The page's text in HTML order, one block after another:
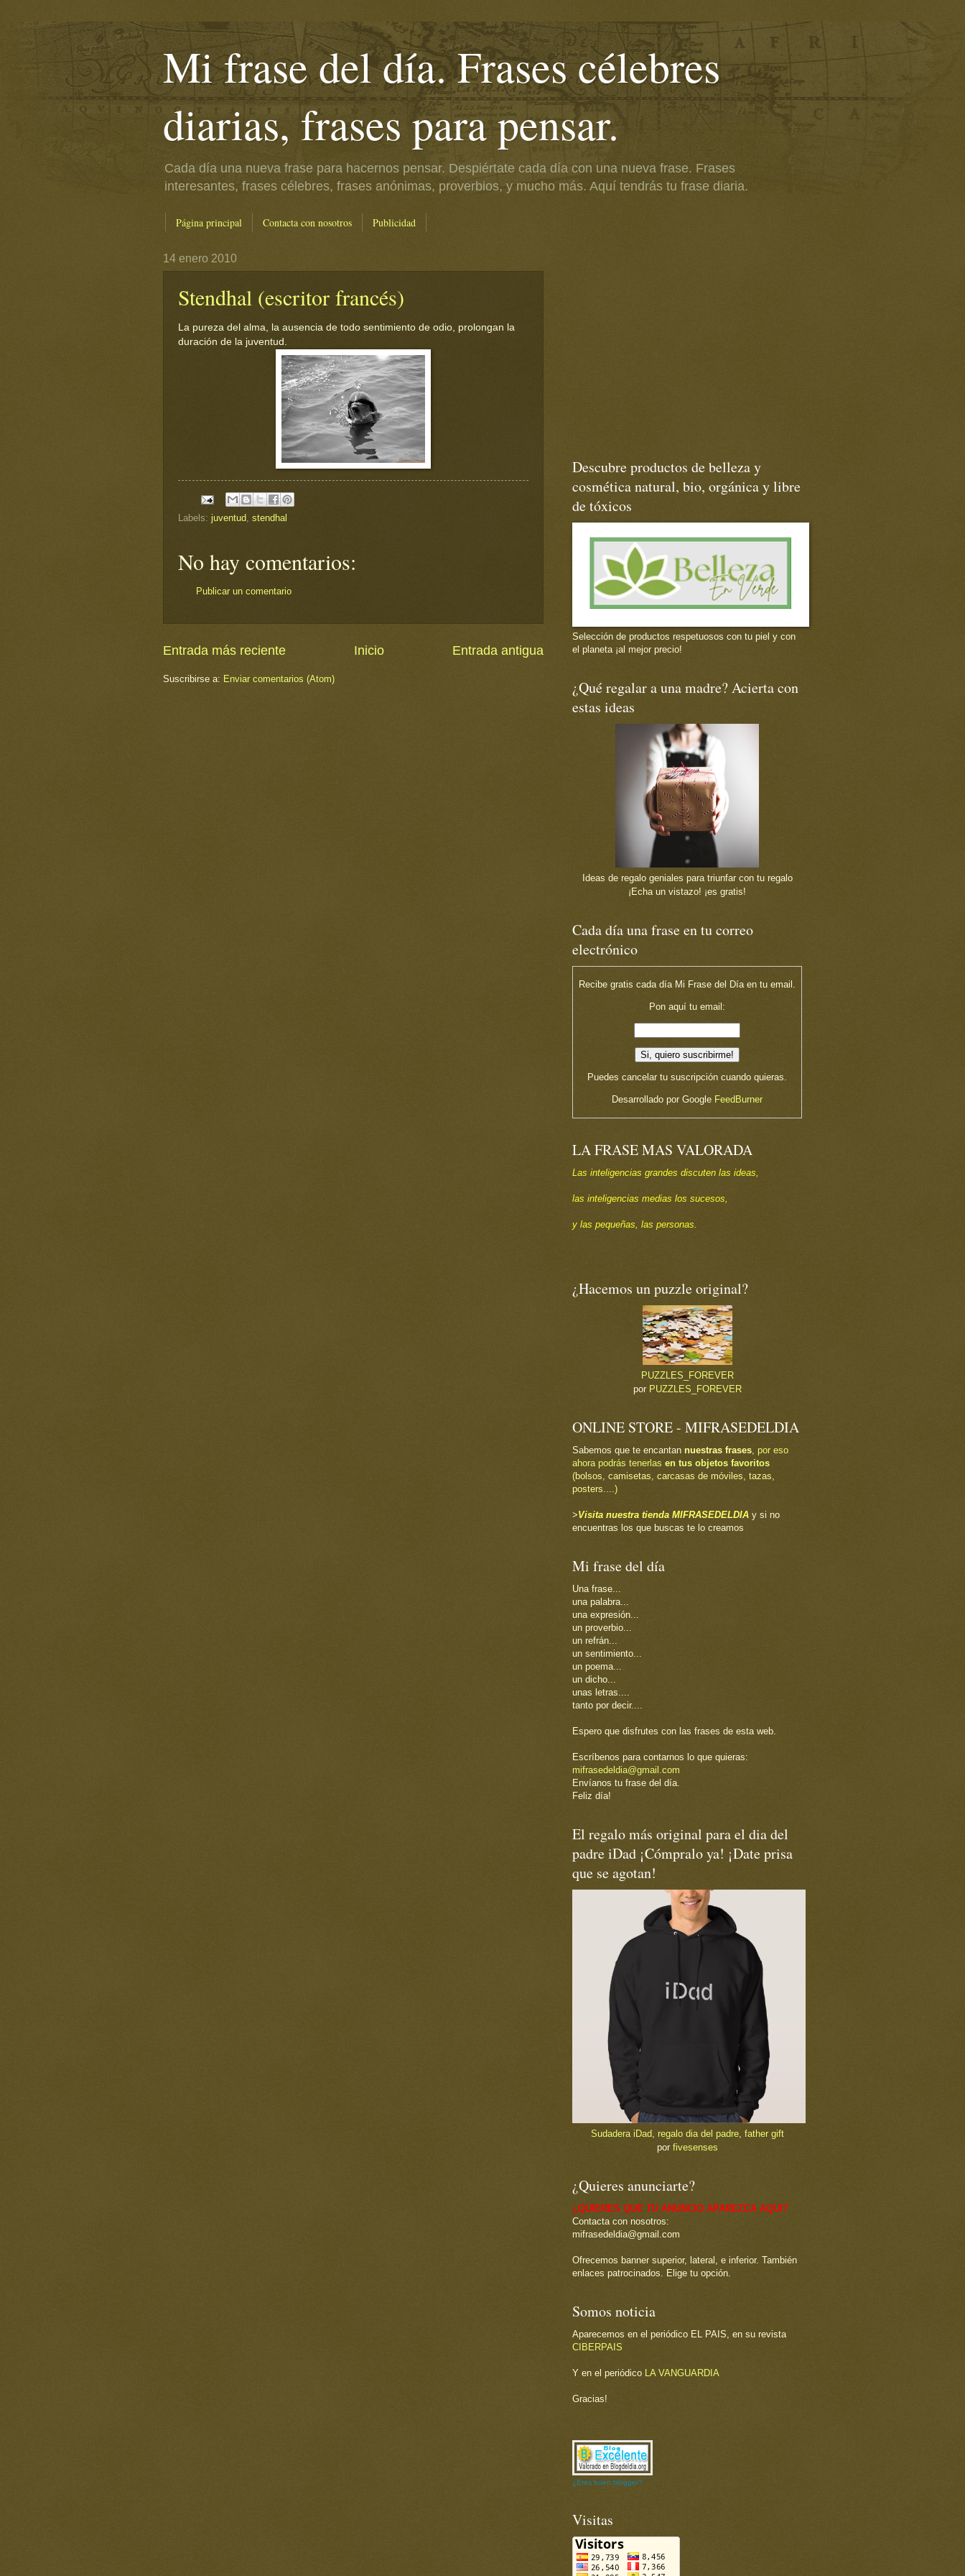
Mi frase del día. Frases célebres
diarias, frases para pensar.
Cada día una nueva frase para hacernos pensar. Despiértate cada día con una nueva frase. Frases
interesantes, frases célebres, frases anónimas, proverbios, y mucho más. Aquí tendrás tu frase diaria.
Página principal Contacta con nosotros Publicidad
14 enero 2010
Stendhal (escritor francés)
La pureza del alma, la ausencia de todo sentimiento de odio, prolongan la
duración de la juventud.
Labels: juventud, stendhal
No hay comentarios:
Publicar un comentario
Entrada más reciente Entrada antigua
Inicio
Suscribirse a: Enviar comentarios (Atom)
Descubre productos de belleza y
cosmética natural, bio, orgánica y libre
de tóxicos
Selección de productos respetuosos con tu piel y con
el planeta ¡al mejor precio!
¿Qué regalar a una madre? Acierta con
estas ideas
Ideas de regalo geniales para triunfar con tu regalo
¡Echa un vistazo! ¡es gratis!
Cada día una frase en tu correo
electrónico
Recibe gratis cada día Mi Frase del Día en tu email.
Pon aquí tu email:
Puedes cancelar tu suscripción cuando quieras.
Desarrollado por Google FeedBurner
LA FRASE MAS VALORADA
Las inteligencias grandes discuten las ideas,
las inteligencias medias los sucesos,
y las pequeñas, las personas.
¿Hacemos un puzzle original?
PUZZLES_FOREVER
por PUZZLES_FOREVER
ONLINE STORE - MIFRASEDELDIA
Sabemos que te encantan nuestras frases, por eso
ahora podrás tenerlas en tus objetos favoritos
(bolsos, camisetas, carcasas de móviles, tazas,
posters....)
>Visita nuestra tienda MIFRASEDELDIA y si no
encuentras los que buscas te lo creamos
Mi frase del día
Una frase...
una palabra...
una expresión...
un proverbio...
un refrán...
un sentimiento...
un poema...
un dicho...
unas letras....
tanto por decir....
Espero que disfrutes con las frases de esta web.
Escríbenos para contarnos lo que quieras:
mifrasedeldia@gmail.com
Envíanos tu frase del día.
Feliz día!
El regalo más original para el dia del
padre iDad ¡Cómpralo ya! ¡Date prisa
que se agotan!
Sudadera iDad, regalo dia del padre, father gift
por fivesenses
¿Quieres anunciarte?
¿QUIERES QUE TU ANUNCIO APAREZCA AQUI?
Contacta con nosotros:
mifrasedeldia@gmail.com
Ofrecemos banner superior, lateral, e inferior. También
enlaces patrocinados. Elige tu opción.
Somos noticia
Aparecemos en el periódico EL PAIS, en su revista
CIBERPAIS
Y en el periódico LA VANGUARDIA
Gracias!
¿Eres buen blogger?
Visitas